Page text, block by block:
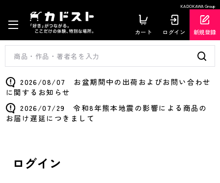
KADOKAWA Group
カート ログイン 新規登録
2026/08/07 お盆期間中の出荷およびお問い合わせ
に関するお知らせ
2026/07/29 令和8年熊本地震の影響による商品の
お届け遅延につきまして
ログイン